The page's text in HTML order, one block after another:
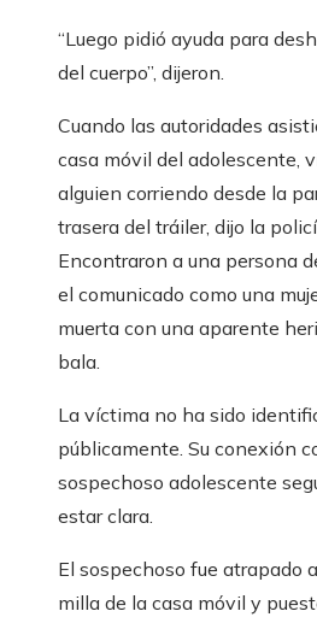
“Luego pidió ayuda para
del cuerpo”, dijeron.
Cuando las autoridades
casa móvil del adolescente,
alguien corriendo desde la
trasera del tráiler, dijo la
Encontraron a una persona
el comunicado como una
muerta con una aparente
bala.
La víctima no ha sido
públicamente. Su conexión
sospechoso adolescente
estar clara.
El sospechoso fue atrapado
milla de la casa móvil y